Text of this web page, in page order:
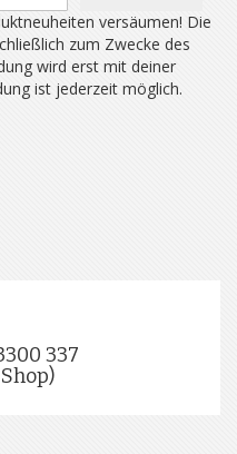
versäumen! Die
zum Zwecke des
wird erst mit deiner
ist jederzeit möglich.
337